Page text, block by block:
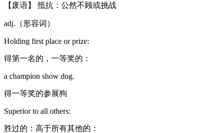
【废语】 抵抗：公然不顾或挑战
adj.（形容词）
Holding first place or prize:
得第一名的，一等奖的：
a champion show dog.
得一等奖的参展狗
Superior to all others:
胜过的：高于所有其他的：